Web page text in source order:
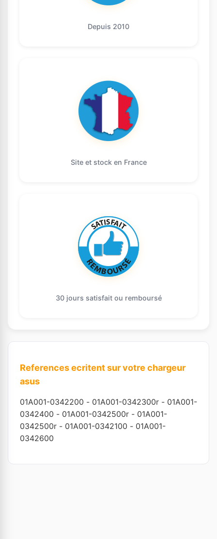
Depuis 2010
Site et stock en France
30 jours satisfait ou remboursé
References ecritent sur votre chargeur
asus
01A001-0342200 - 01A001-0342300r - 01A001-
0342400 - 01A001-0342500r - 01A001-
0342500r - 01A001-0342100 - 01A001-
0342600